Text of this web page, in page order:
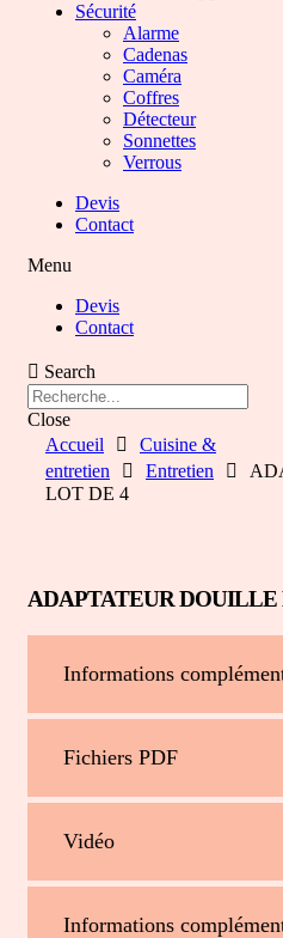
Sécurité
Alarme
Cadenas
Caméra
Coffres
Détecteur
Sonnettes
Verrous
Devis
Contact
Menu
Devis
Contact
Search
Close
Accueil
Cuisine &
entretien
Entretien
LOT DE 4
ADAPTATEUR DOUILLE
Informations
Fichiers PDF
Vidéo
Informations